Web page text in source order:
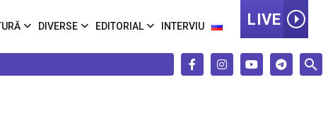
DIVERSE EDITORIAL INTERVIU LIVE